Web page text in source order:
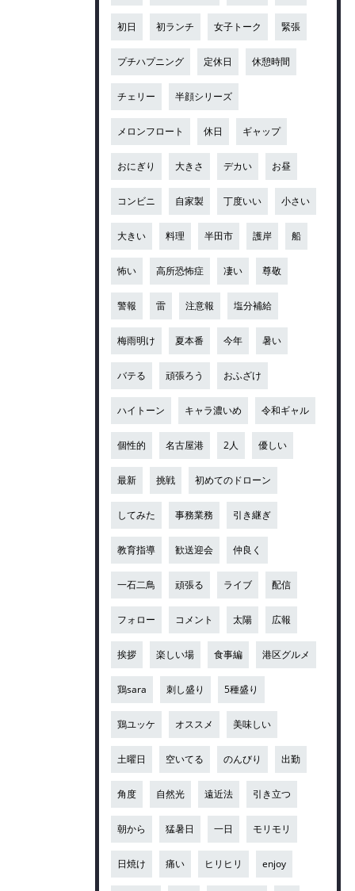
初日 初ランチ 女子トーク 緊張
プチハプニング 定休日 休憩時間
チェリー 半顔シリーズ
メロンフロート 休日 ギャップ
おにぎり 大きさ デカい お昼
コンビニ 自家製 丁度いい 小さい
大きい 料理 半田市 護岸 船
怖い 高所恐怖症 凄い 尊敬
警報 雷 注意報 塩分補給
梅雨明け 夏本番 今年 暑い
バテる 頑張ろう おふざけ
ハイトーン キャラ濃いめ 令和ギャル
個性的 名古屋港 2人 優しい
最新 挑戦 初めてのドローン
してみた 事務業務 引き継ぎ
教育指導 歓送迎会 仲良く
一石二鳥 頑張る ライブ 配信
フォロー コメント 太陽 広報
挨拶 楽しい場 食事編 港区グルメ
鶏sara 刺し盛り 5種盛り
鶏ユッケ オススメ 美味しい
土曜日 空いてる のんびり 出勤
角度 自然光 遠近法 引き立つ
朝から 猛暑日 一日 モリモリ
日焼け 痛い ヒリヒリ enjoy